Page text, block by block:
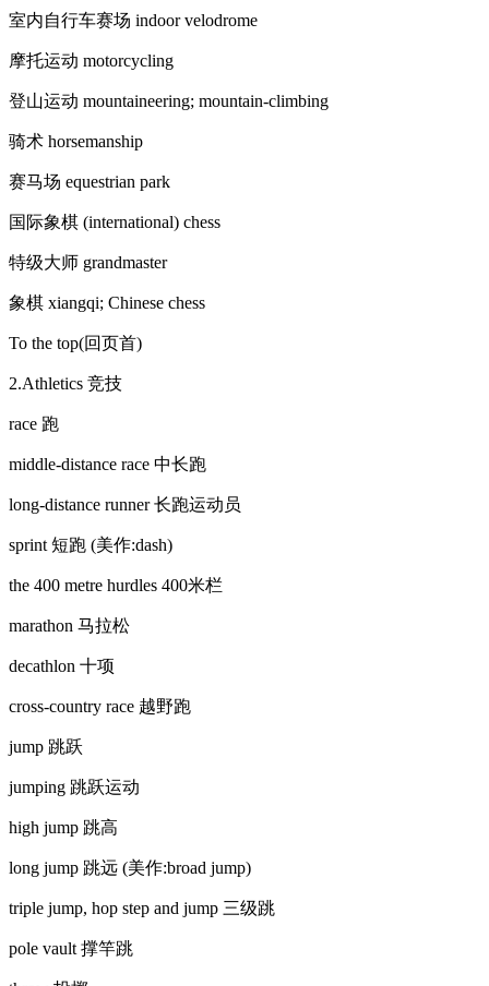
室内自行车赛场 indoor velodrome
摩托运动 motorcycling
登山运动 mountaineering; mountain-climbing
骑术 horsemanship
赛马场 equestrian park
国际象棋 (international) chess
特级大师 grandmaster
象棋 xiangqi; Chinese chess
To the top(回页首)
2.Athletics 竞技
race 跑
middle-distance race 中长跑
long-distance runner 长跑运动员
sprint 短跑 (美作:dash)
the 400 metre hurdles 400米栏
marathon 马拉松
decathlon 十项
cross-country race 越野跑
jump 跳跃
jumping 跳跃运动
high jump 跳高
long jump 跳远 (美作:broad jump)
triple jump, hop step and jump 三级跳
pole vault 撑竿跳